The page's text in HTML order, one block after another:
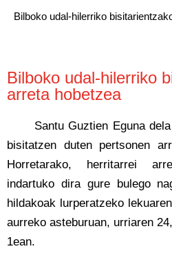
Bilboko udal-hilerriko
Bilboko udal-hilerriko
arreta hobetzea
Santu Guztien Eguna
bisitatzen duten pertsonen
Horretarako, herritarrei
indartuko dira gure bulego
hildakoak lurperatzeko
aurreko asteburuan, urriaren
1ean.